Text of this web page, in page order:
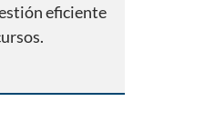
eficiente